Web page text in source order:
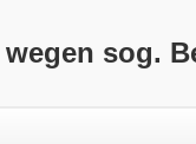
wegen sog.